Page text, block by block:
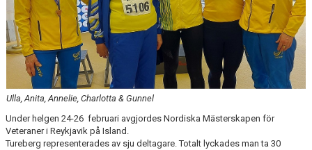
KONTAKT
UTBILDNING
KALENDER
Ulla, Anita, Annelie, Charlotta & Gunnel
Under helgen 24-26 februari avgjordes Nordiska Mästerskapen för
Veteraner i Reykjavik på Island.
Tureberg representerades av sju deltagare. Totalt lyckades man ta 30